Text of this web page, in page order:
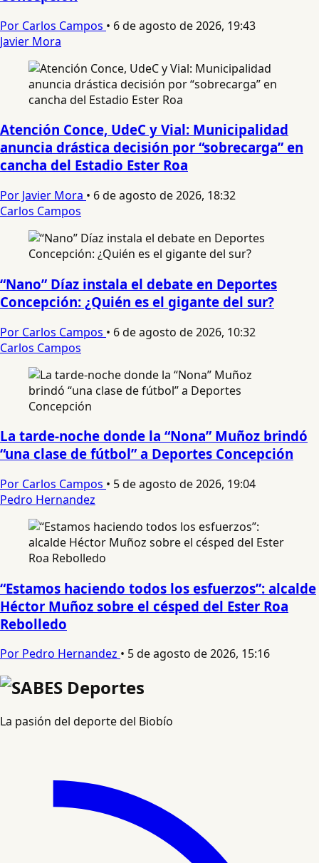
Por Carlos Campos • 6 de agosto de 2026, 19:43
Javier Mora
Atención Conce, UdeC y Vial: Municipalidad
anuncia drástica decisión por “sobrecarga” en
cancha del Estadio Ester Roa
Por Javier Mora • 6 de agosto de 2026, 18:32
Carlos Campos
“Nano” Díaz instala el debate en Deportes
Concepción: ¿Quién es el gigante del sur?
Por Carlos Campos • 6 de agosto de 2026, 10:32
Carlos Campos
La tarde-noche donde la “Nona” Muñoz brindó
“una clase de fútbol” a Deportes Concepción
Por Carlos Campos • 5 de agosto de 2026, 19:04
Pedro Hernandez
“Estamos haciendo todos los esfuerzos”: alcalde
Héctor Muñoz sobre el césped del Ester Roa
Rebolledo
Por Pedro Hernandez • 5 de agosto de 2026, 15:16
La pasión del deporte del Biobío